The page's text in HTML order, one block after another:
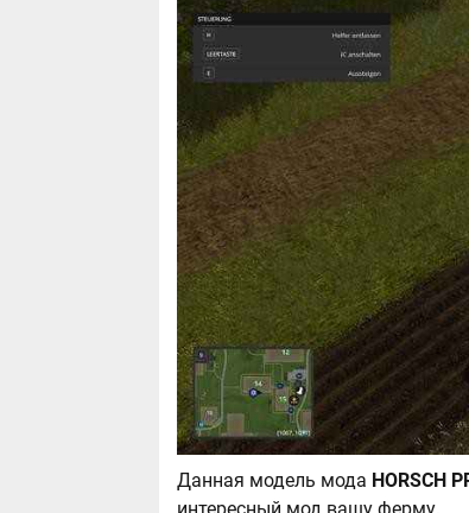
Данная модель мода